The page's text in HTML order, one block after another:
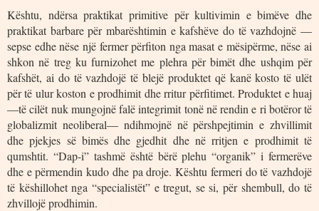
Kështu, ndërsa praktikat primitive për kultivimin e bimëve dhe
praktikat barbare për mbarështimin e kafshëve do të vazhdojnë —
sepse edhe nëse një fermer përfiton nga masat e mësipërme, nëse ai
shkon në treg ku furnizohet me plehra për bimët dhe ushqim për
kafshët, ai do të vazhdojë të blejë produktet që kanë kosto të ulët
për të ulur koston e prodhimit dhe rritur përfitimet. Produktet e huaj
—të cilët nuk mungojnë falë integrimit tonë në rendin e ri botëror të
globalizmit neoliberal— ndihmojnë në përshpejtimin e zhvillimit
dhe pjekjes së bimës dhe gjedhit dhe në rritjen e prodhimit të
qumshtit. “Dap-i” tashmë është bërë plehu “organik” i fermerëve
dhe e përmendin kudo dhe pa droje. Kështu fermeri do të vazhdojë
të këshillohet nga “specialistët” e tregut, se si, për shembull, do të
zhvillojë prodhimin.